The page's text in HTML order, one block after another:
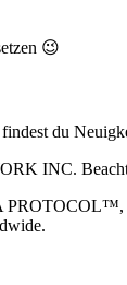
😉
du
INC.